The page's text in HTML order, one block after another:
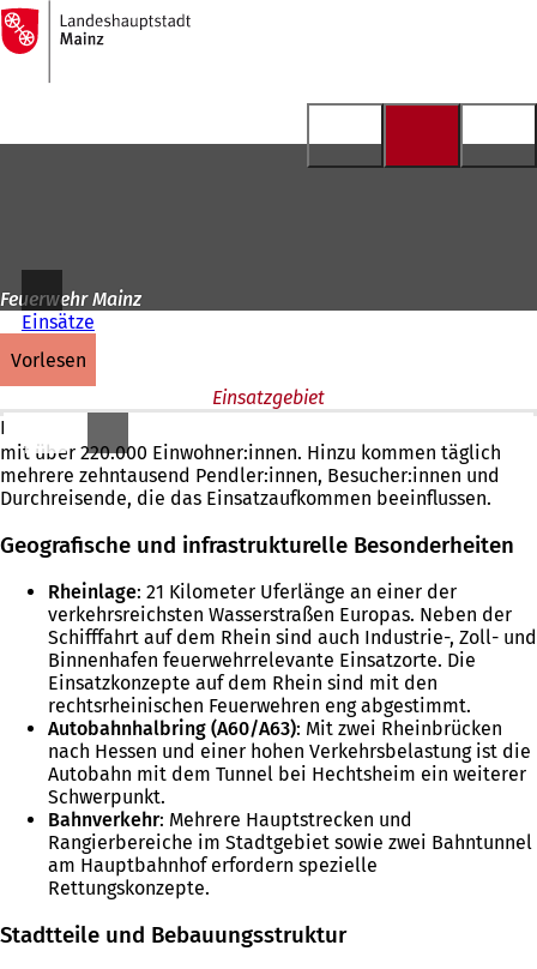
Inhalt anspringen
Zur
Startseite
Feuerwehr Mainz
Einsätze
vorlesen
Einsatzgebiet
Das Einsatzgebiet der Feuerwehr Mainz umfasst rund 98 k㎡
mit über 220.000 Einwohner:innen. Hinzu kommen täglich
mehrere zehntausend Pendler:innen, Besucher:innen und
Durchreisende, die das Einsatzaufkommen beeinflussen.
Geografische und infrastrukturelle Besonderheiten
Rheinlage: 21 Kilometer Uferlänge an einer der
verkehrsreichsten Wasserstraßen Europas. Neben der
Schifffahrt auf dem Rhein sind auch Industrie-, Zoll- und
Binnenhafen feuerwehrrelevante Einsatzorte. Die
Einsatzkonzepte auf dem Rhein sind mit den
rechtsrheinischen Feuerwehren eng abgestimmt.
Autobahnhalbring (A60/A63): Mit zwei Rheinbrücken
nach Hessen und einer hohen Verkehrsbelastung ist die
Autobahn mit dem Tunnel bei Hechtsheim ein weiterer
Schwerpunkt.
Bahnverkehr: Mehrere Hauptstrecken und
Rangierbereiche im Stadtgebiet sowie zwei Bahntunnel
am Hauptbahnhof erfordern spezielle
Rettungskonzepte.
Stadtteile und Bebauungsstruktur